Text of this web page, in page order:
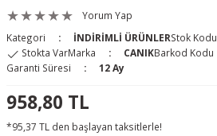
Well) ve Arka Kabzalar
Yorum Yap
Kategori
İNDİRİMLİ ÜRÜNLERStok Kodu
Stokta VarMarka CANIKBarkod Kodu
Garanti Süresi
12 Ay
958,80 TL
*95,37 TL den başlayan taksitlerle!